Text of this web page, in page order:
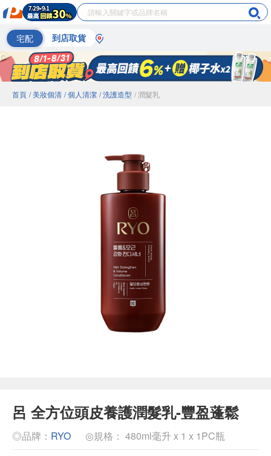
宅配 到店取貨
首頁 / 美妝個清 / 個人清潔 / 洗護造型 / 潤髮乳
呂 全方位頭皮養護潤髮乳-豐盈蓬鬆
◎品牌： RYO ◎規格： 480ml毫升 x 1 x 1PC瓶